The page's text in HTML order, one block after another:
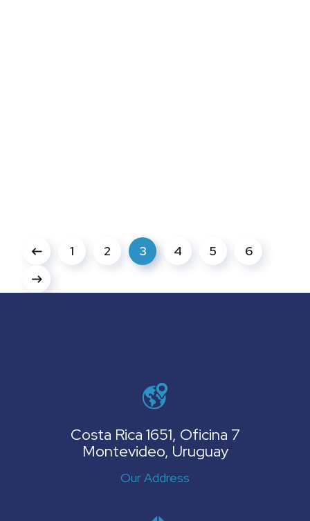
1 2 3 4 5 6
Costa Rica 1651, Oficina 7
Montevideo, Uruguay
Our Address